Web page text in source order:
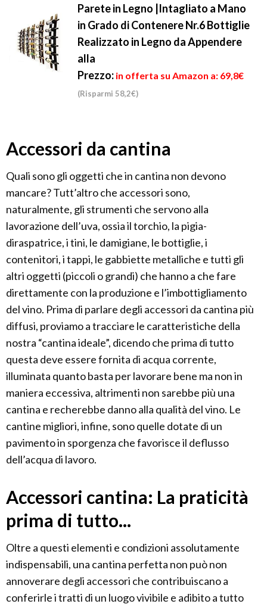
Parete in Legno |Intagliato a Mano
in Grado di Contenere Nr.6 Bottiglie
Realizzato in Legno da Appendere
alla
Prezzo: in offerta su Amazon a: 69,8€
(Risparmi 58,2€)
Accessori da cantina
Quali sono gli oggetti che in cantina non devono
mancare? Tutt’altro che accessori sono,
naturalmente, gli strumenti che servono alla
lavorazione dell’uva, ossia il torchio, la pigia-
diraspatrice, i tini, le damigiane, le bottiglie, i
contenitori, i tappi, le gabbiette metalliche e tutti gli
altri oggetti (piccoli o grandi) che hanno a che fare
direttamente con la produzione e l’imbottigliamento
del vino. Prima di parlare degli accessori da cantina più
diffusi, proviamo a tracciare le caratteristiche della
nostra “cantina ideale”, dicendo che prima di tutto
questa deve essere fornita di acqua corrente,
illuminata quanto basta per lavorare bene ma non in
maniera eccessiva, altrimenti non sarebbe più una
cantina e recherebbe danno alla qualità del vino. Le
cantine migliori, infine, sono quelle dotate di un
pavimento in sporgenza che favorisce il deflusso
dell’acqua di lavoro.
Accessori cantina: La praticità
prima di tutto...
Oltre a questi elementi e condizioni assolutamente
indispensabili, una cantina perfetta non può non
annoverare degli accessori che contribuiscano a
conferirle i tratti di un luogo vivibile e adibito a tutto